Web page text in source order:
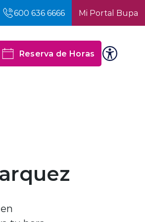
600 636 6666 Mi Portal Bupa
Reserva de Horas